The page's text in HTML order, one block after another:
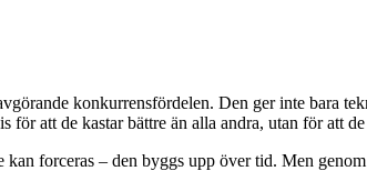
konkurrensfördelen. Den ger inte bara
att de kastar bättre än alla andra, utan för att
forceras – den byggs upp över tid. Men